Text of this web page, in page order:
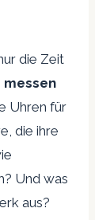
die Zeit
Uhren für
die ihre
Und was
aus?